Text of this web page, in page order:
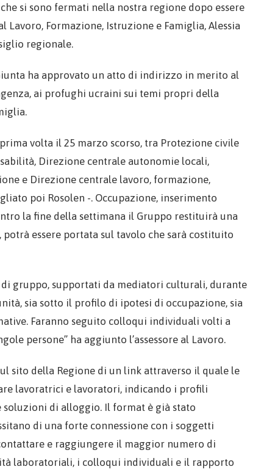
si sono fermati nella nostra regione dopo essere
Lavoro, Formazione, Istruzione e Famiglia, Alessia
regionale.
ha approvato un atto di indirizzo in merito al
ai profughi ucraini sui temi propri della
volta il 25 marzo scorso, tra Protezione civile
Direzione centrale autonomie locali,
e Direzione centrale lavoro, formazione,
poi Rosolen -. Occupazione, inserimento
la fine della settimana il Gruppo restituirà una
essere portata sul tavolo che sarà costituito
gruppo, supportati da mediatori culturali, durante
sia sotto il profilo di ipotesi di occupazione, sia
Faranno seguito colloqui individuali volti a
persone” ha aggiunto l’assessore al Lavoro.
sito della Regione di un link attraverso il quale le
lavoratrici e lavoratori, indicando i profili
di alloggio. Il format è già stato
di una forte connessione con i soggetti
e raggiungere il maggior numero di
laboratoriali, i colloqui individuali e il rapporto